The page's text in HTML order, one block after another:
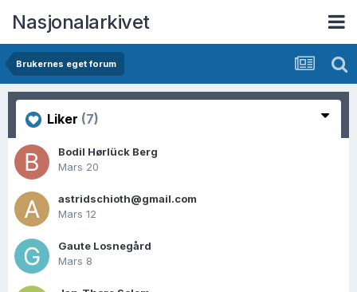
Nasjonalarkivet
Brukernes eget forum
Liker (7)
Bodil Hørlück Berg
Mars 20
astridschioth@gmail.com
Mars 12
Gaute Losnegård
Mars 8